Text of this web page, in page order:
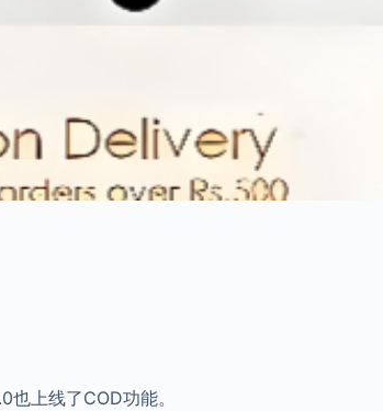
上线了COD功能。